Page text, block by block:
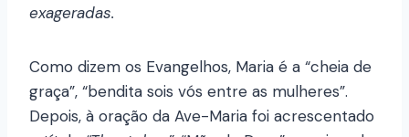
exageradas.
Como dizem os Evangelhos, Maria é a “cheia de
graça”, “bendita sois vós entre as mulheres”.
Depois, à oração da Ave-Maria foi acrescentado